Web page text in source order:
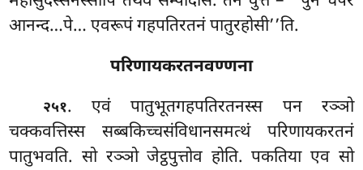
आनन्द…पे… एवरूपं गहपतिरतनं पातुरहोसी’’ति.
परिणायकरतनवण्णना
२५१. एवंपातुभूतगहपतिरतनस्स पन रञ्ञो
चक्कवत्तिस्स सब्बकिच्चसंविधानसमत्थं परिणायकरतनं
पातुभवति. सो रञ्ञो जेट्ठपुत्तोव होति. पकतिया एव सो